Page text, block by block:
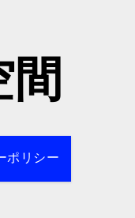
間
ポリシー